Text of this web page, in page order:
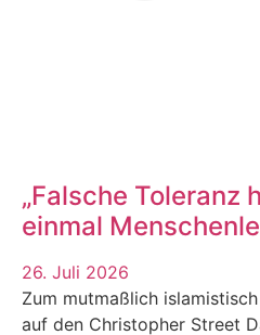
„Falsche Toleranz
einmal
26. Juli 2026
Zum mutmaßlich
auf den Christopher Street